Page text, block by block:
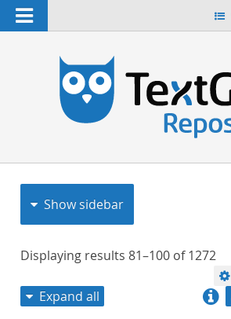
Navigation
Show sidebar
Displaying results 81–100 of1272
Expand all